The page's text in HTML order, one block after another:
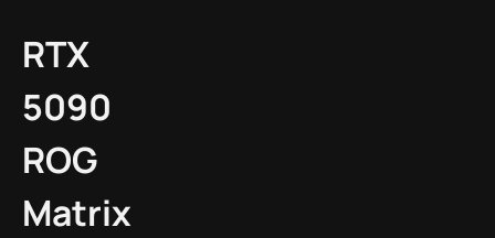
RTX
5090
ROG
Matrix